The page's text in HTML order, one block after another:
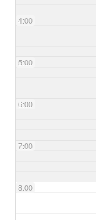
4:00
5:00
6:00
7:00
8:00